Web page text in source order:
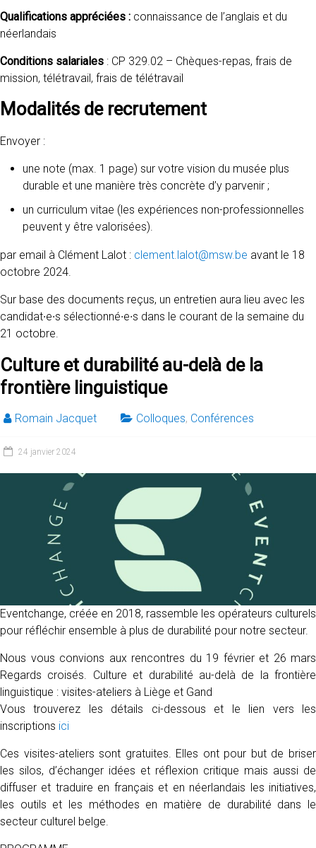
Qualifications appréciées : connaissance de l’anglais et du
néerlandais
Conditions salariales : CP 329.02 – Chèques-repas, frais de
mission, télétravail, frais de télétravail
Modalités de recrutement
Envoyer :
une note (max. 1 page) sur votre vision du musée plus
durable et une manière très concrète d’y parvenir ;
un curriculum vitae (les expériences non-professionnelles
peuvent y être valorisées).
par email à Clément Lalot : clement.lalot@msw.be avant le 18
octobre 2024.
Sur base des documents reçus, un entretien aura lieu avec les
candidat∙e∙s sélectionné∙e∙s dans le courant de la semaine du
21 octobre.
Culture et durabilité au-delà de la
frontière linguistique
Romain Jacquet Colloques, Conférences
24 janvier 2024
Eventchange, créée en 2018, rassemble les opérateurs culturels
pour réfléchir ensemble à plus de durabilité pour notre secteur.
Nous vous convions aux rencontres du 19 février et 26 mars
Regards croisés. Culture et durabilité au-delà de la frontière
linguistique : visites-ateliers à Liège et Gand
Vous trouverez les détails ci-dessous et le lien vers les
inscriptions ici
Ces visites-ateliers sont gratuites. Elles ont pour but de briser
les silos, d’échanger idées et réflexion critique mais aussi de
diffuser et traduire en français et en néerlandais les initiatives,
les outils et les méthodes en matière de durabilité dans le
secteur culturel belge.